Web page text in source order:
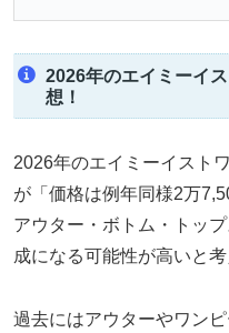
2026年のエイミーイ
想！
2026年のエイミーイスト
が「価格は例年同様2万
アウター・ボトム・トッ
成になる可能性が高いと考
過去にはアウターやワン